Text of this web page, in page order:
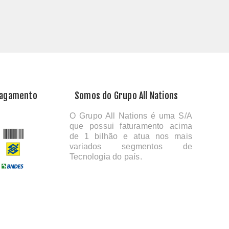
Somos do Grupo All Nations
O Grupo All Nations é uma S/A
que possui faturamento acima
de 1 bilhão e atua nos mais
variados segmentos de
Tecnologia do país.